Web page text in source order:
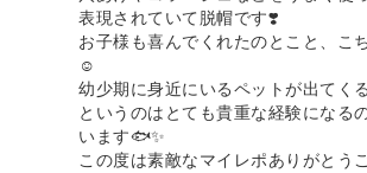
表現されていて脱帽です❣️
お子様も喜んでくれたのとこと、こ
☺️
幼少期に身近にいるペットが出てく
というのはとても貴重な経験になる
います🐟✨
この度は素敵なマイレポありがとう